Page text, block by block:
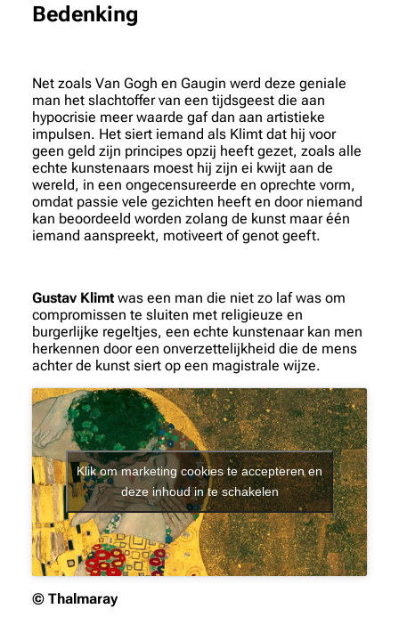
Bedenking
Net zoals Van Gogh en Gaugin werd deze geniale
man het slachtoffer van een tijdsgeest die aan
hypocrisie meer waarde gaf dan aan artistieke
impulsen. Het siert iemand als Klimt dat hij voor
geen geld zijn principes opzij heeft gezet, zoals alle
echte kunstenaars moest hij zijn ei kwijt aan de
wereld, in een ongecensureerde en oprechte vorm,
omdat passie vele gezichten heeft en door niemand
kan beoordeeld worden zolang de kunst maar één
iemand aanspreekt, motiveert of genot geeft.
Gustav Klimt was een man die niet zo laf was om
compromissen te sluiten met religieuze en
burgerlijke regeltjes, een echte kunstenaar kan men
herkennen door een onverzettelijkheid die de mens
achter de kunst siert op een magistrale wijze.
Klik om marketing cookies te accepteren en
deze inhoud in te schakelen
© Thalmaray